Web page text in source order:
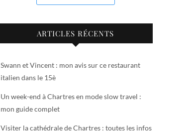
ARTICLES RÉCENTS
Swann et Vincent : mon avis sur ce restaurant
italien dans le 15è
Un week-end à Chartres en mode slow travel :
mon guide complet
Visiter la cathédrale de Chartres : toutes les infos